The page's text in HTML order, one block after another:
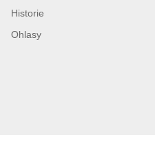
Historie
Ohlasy